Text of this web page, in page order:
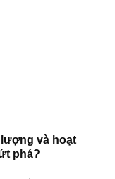
lượng và hoạt
phá?